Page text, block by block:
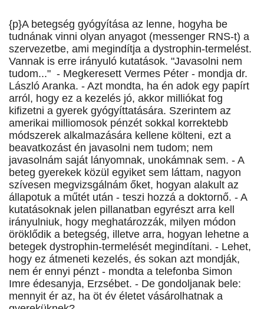
{p}A betegség gyógyítása az lenne, hogyha be
tudnának vinni olyan anyagot (messenger RNS-t) a
szervezetbe, ami megindítja a dystrophin-termelést.
Vannak is erre irányuló kutatások. "Javasolni nem
tudom..." - Megkeresett Vermes Péter - mondja dr.
László Aranka. - Azt mondta, ha én adok egy papírt
arról, hogy ez a kezelés jó, akkor milliókat fog
kifizetni a gyerek gyógyíttatására. Szerintem az
amerikai milliomosok pénzét sokkal korrektebb
módszerek alkalmazására kellene költeni, ezt a
beavatkozást én javasolni nem tudom; nem
javasolnám saját lányomnak, unokámnak sem. - A
beteg gyerekek közül egyiket sem láttam, nagyon
szívesen megvizsgálnám őket, hogyan alakult az
állapotuk a műtét után - teszi hozzá a doktornő. - A
kutatásoknak jelen pillanatban egyrészt arra kell
irányulniuk, hogy meghatározzák, milyen módon
öröklődik a betegség, illetve arra, hogyan lehetne a
betegek dystrophin-termelését megindítani. - Lehet,
hogy ez átmeneti kezelés, és sokan azt mondják,
nem ér ennyi pénzt - mondta a telefonba Simon
Imre édesanyja, Erzsébet. - De gondoljanak bele:
mennyit ér az, ha öt év életet vásárolhatnak a